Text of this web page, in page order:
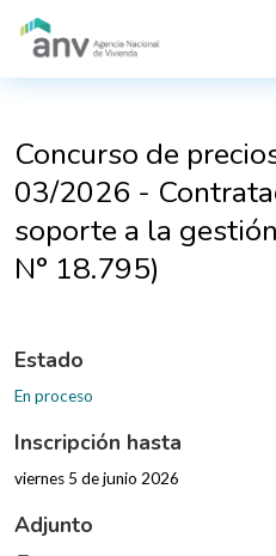
Pasar al contenido principal
Concurso de
03/2026 -
soporte a la
N° 18.795)
Estado
En proceso
Inscripción hasta
viernes 5 de junio 2026
Adjunto